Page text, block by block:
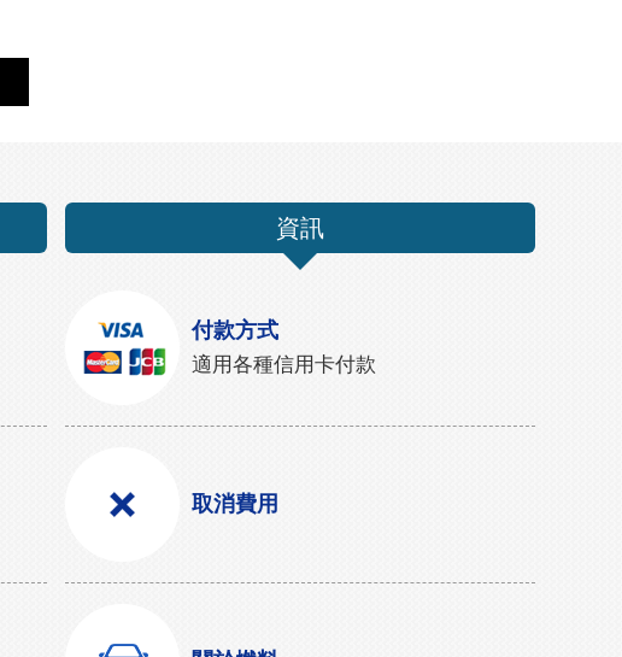
資訊
付款方式
適用各種信用卡付款
取消費用